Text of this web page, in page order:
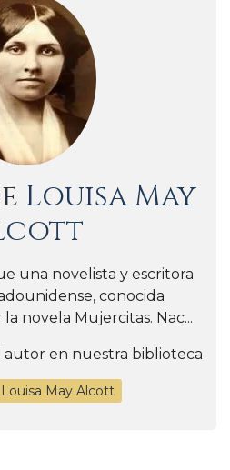
Louisa May
una novelista y escritora
conocida
novela Mujercitas. Nac...
autor en nuestra biblioteca
May Alcott